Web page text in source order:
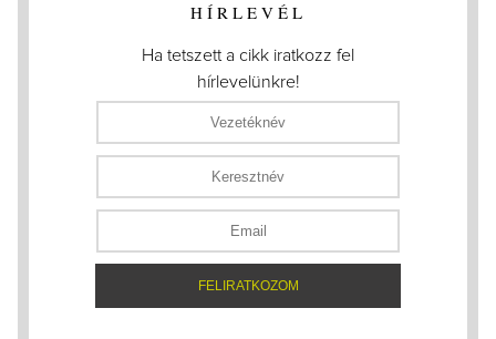
HÍRLEVÉL
Ha tetszett a cikk iratkozz fel
hírlevelünkre!